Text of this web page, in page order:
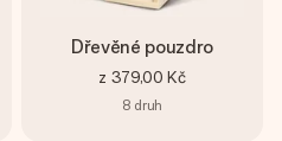
Dřevěné pouzdro
z 379,00 Kč
8 druh